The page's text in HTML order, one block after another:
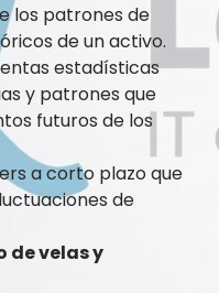
los patrones de
de un activo.
estadísticas
y patrones que
futuros de los
a corto plazo que
de
de velas y